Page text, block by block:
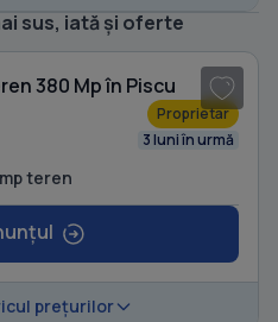
sus, iată și oferte
380 Mp în Piscu
Proprietar
3 luni în urmă
teren
prețurilor